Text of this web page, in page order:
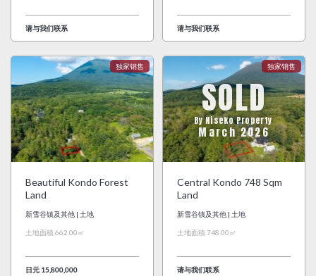
请与我们联系 请与我们联系
Beautiful Kondo Forest
Land
新雪谷镇及其他 | 土地
土地面積 662.00㎡
日元 15,800,000
SOLD
By Niseko Property
March 2026
Central Kondo 748 Sqm
Land
新雪谷镇及其他 | 土地
土地面積 748.00㎡
请与我们联系